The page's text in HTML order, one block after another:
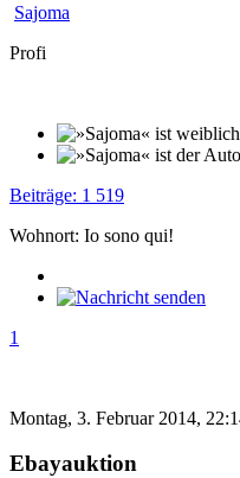
Sajoma
Profi
Beiträge: 1 519
Wohnort: Io sono qui!
1
Montag, 3. Februar 2014,
Ebayauktion